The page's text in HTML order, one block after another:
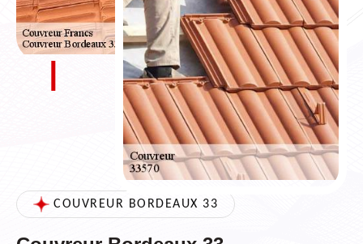
COUVREUR BORDEAUX 33